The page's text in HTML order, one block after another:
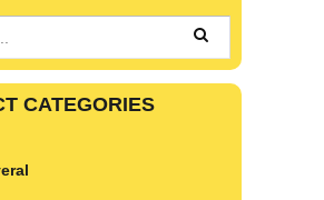
CATEGORIES